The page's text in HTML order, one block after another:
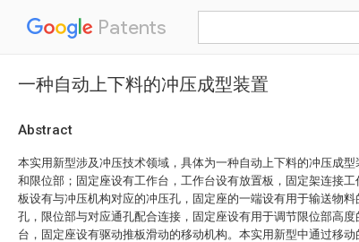
Patents
一种自动上下料的冲压成型装置
Abstract
本实用新型涉及冲压技术领域，具体为一种自动上下料的冲压成
和限位部；固定座设有工作台，工作台设有放置板，固定架连接
板设有与冲压机构对应的冲压孔，固定座的一端设有用于输送物
孔，限位部与对应通孔配合连接，固定座设有用于调节限位部高
台，固定座设有驱动推板滑动的移动机构。本实用新型中通过移动